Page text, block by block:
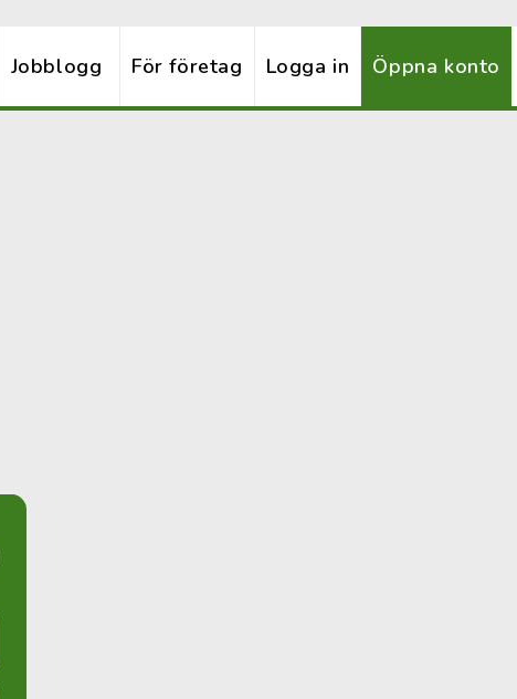
Jobblogg För företag Logga in Öppna konto